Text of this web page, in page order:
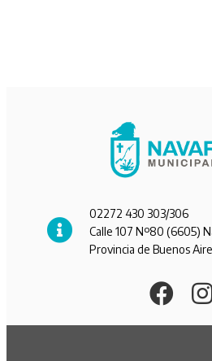
02272 430 303/306
Calle 107 Nº80 (6605)
Provincia de Buenos